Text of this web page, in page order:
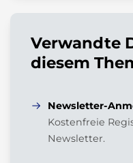
September (3)
August (2)
Mai (5)
April (4)
Verwandte
diesem
Newsletter-
Kostenfreie
Newsletter.